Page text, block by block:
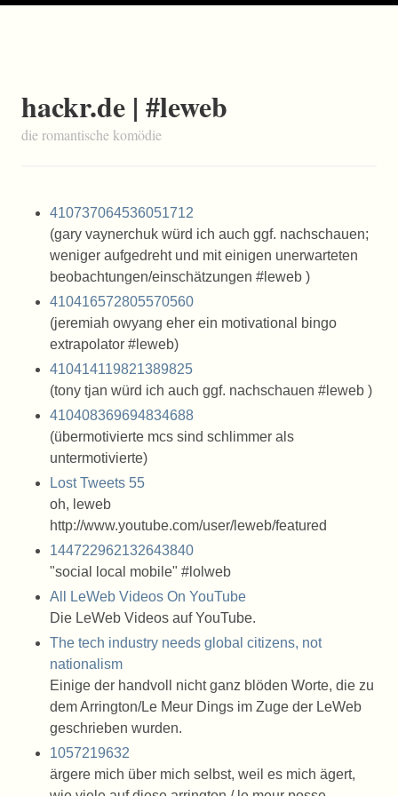
hackr.de | #leweb
die romantische komödie
410737064536051712
(gary vaynerchuk würd ich auch ggf. nachschauen;
weniger aufgedreht und mit einigen unerwarteten
beobachtungen/einschätzungen #leweb )
410416572805570560
(jeremiah owyang eher ein motivational bingo
extrapolator #leweb)
410414119821389825
(tony tjan würd ich auch ggf. nachschauen #leweb )
410408369694834688
(übermotivierte mcs sind schlimmer als
untermotivierte)
Lost Tweets 55
oh, leweb
http://www.youtube.com/user/leweb/featured
144722962132643840
"social local mobile" #lolweb
All LeWeb Videos On YouTube
Die LeWeb Videos auf YouTube.
The tech industry needs global citizens, not
nationalism
Einige der handvoll nicht ganz blöden Worte, die zu
dem Arrington/Le Meur Dings im Zuge der LeWeb
geschrieben wurden.
1057219632
ärgere mich über mich selbst, weil es mich ägert,